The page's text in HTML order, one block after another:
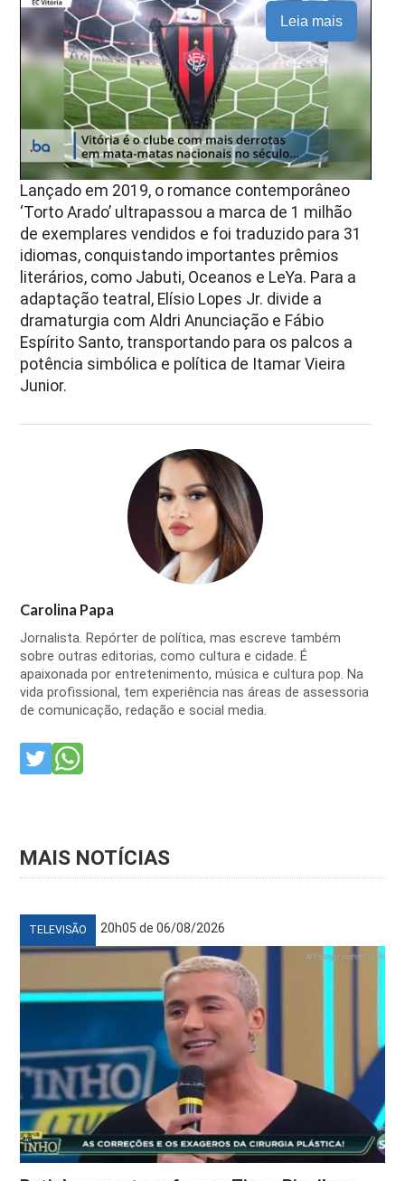
Leia mais
Lançado em 2019, o romance contemporâneo
‘Torto Arado’ ultrapassou a marca de 1 milhão
de exemplares vendidos e foi traduzido para 31
idiomas, conquistando importantes prêmios
literários, como Jabuti, Oceanos e LeYa. Para a
adaptação teatral, Elísio Lopes Jr. divide a
dramaturgia com Aldri Anunciação e Fábio
Espírito Santo, transportando para os palcos a
potência simbólica e política de Itamar Vieira
Junior.
Carolina Papa
Jornalista. Repórter de política, mas escreve também
sobre outras editorias, como cultura e cidade. É
apaixonada por entretenimento, música e cultura pop. Na
vida profissional, tem experiência nas áreas de assessoria
de comunicação, redação e social media.
MAIS NOTÍCIAS
TELEVISÃO 20h05 de 06/08/2026